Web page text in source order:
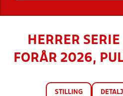
HERRER
FORÅR 2026,
STILLING